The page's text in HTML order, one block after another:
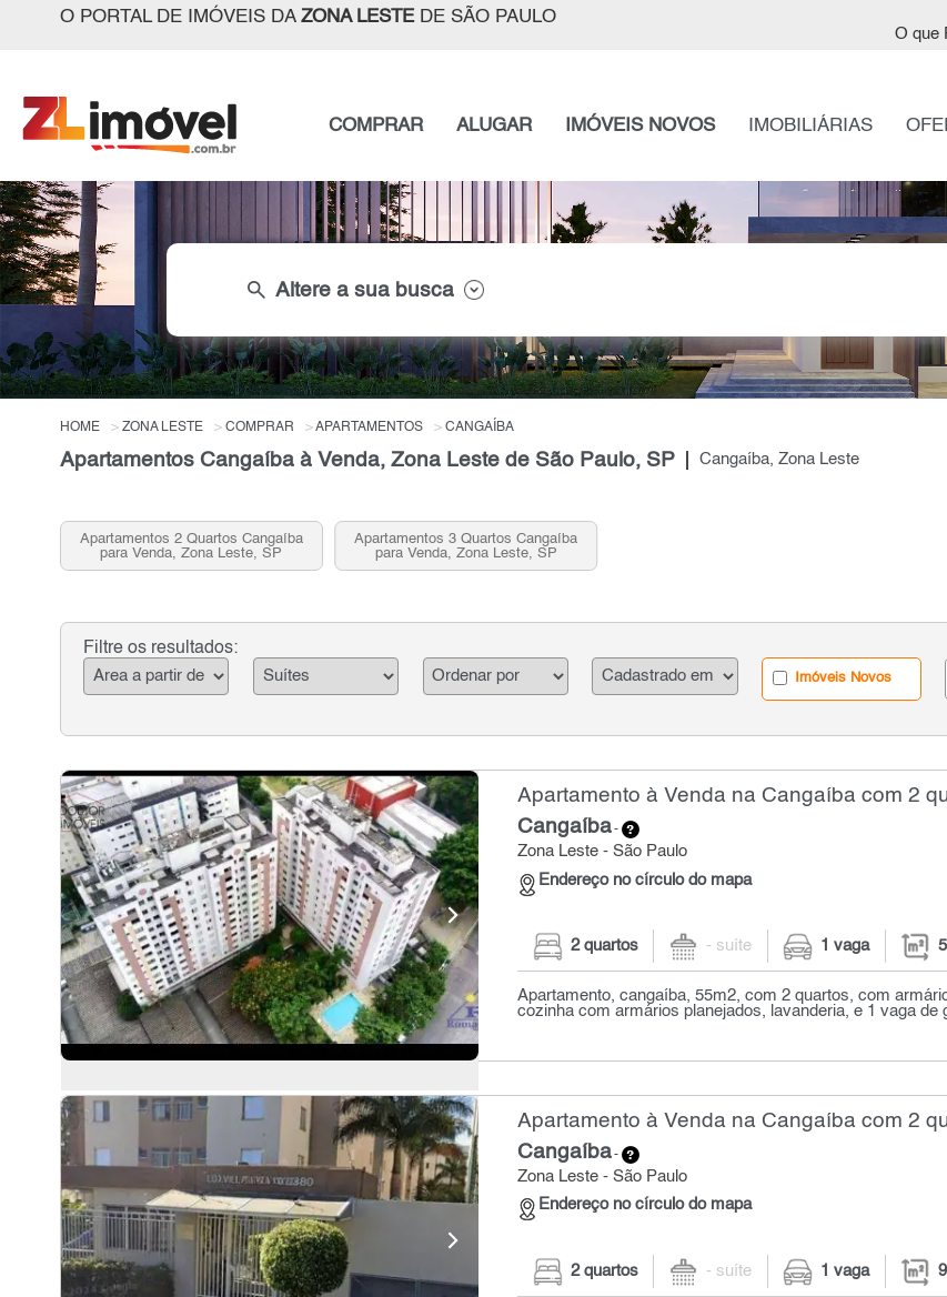
O PORTAL DE IMÓVEIS DA ZONA LESTEDE SÃO PAULO
O que
COMPRAR ALUGAR IMÓVEIS NOVOS IMOBILIÁRIAS
search Altere a sua busca
HOME ZONA LESTE COMPRAR APARTAMENTOS CANGAÍBA
Apartamentos Cangaíba à Venda, Zona Leste de São Paulo, SP Cangaíba, Zona Leste
Apartamentos 2 Quartos Cangaíba
para Venda, Zona Leste, SP
Apartamentos 3 Quartos Cangaíba
para Venda, Zona Leste, SP
Filtre os resultados:
Imóveis Novos
Apartamento à Venda na Cangaíba com 2
Cangaíba-
Zona Leste - São Paulo
Endereço no círculo do mapa
2 quartos - suíte 1 vaga
Apartamento, cangaíba, 55m2, com 2 quartos, com
cozinha com armários planejados, lavanderia, e 1 vaga de
Apartamento à Venda na Cangaíba com 2
Cangaíba-
Zona Leste - São Paulo
Endereço no círculo do mapa
2 quartos - suíte 1 vaga